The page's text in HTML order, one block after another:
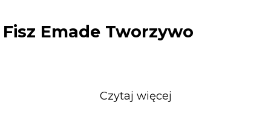
Fisz Emade Tworzywo
Czytaj więcej